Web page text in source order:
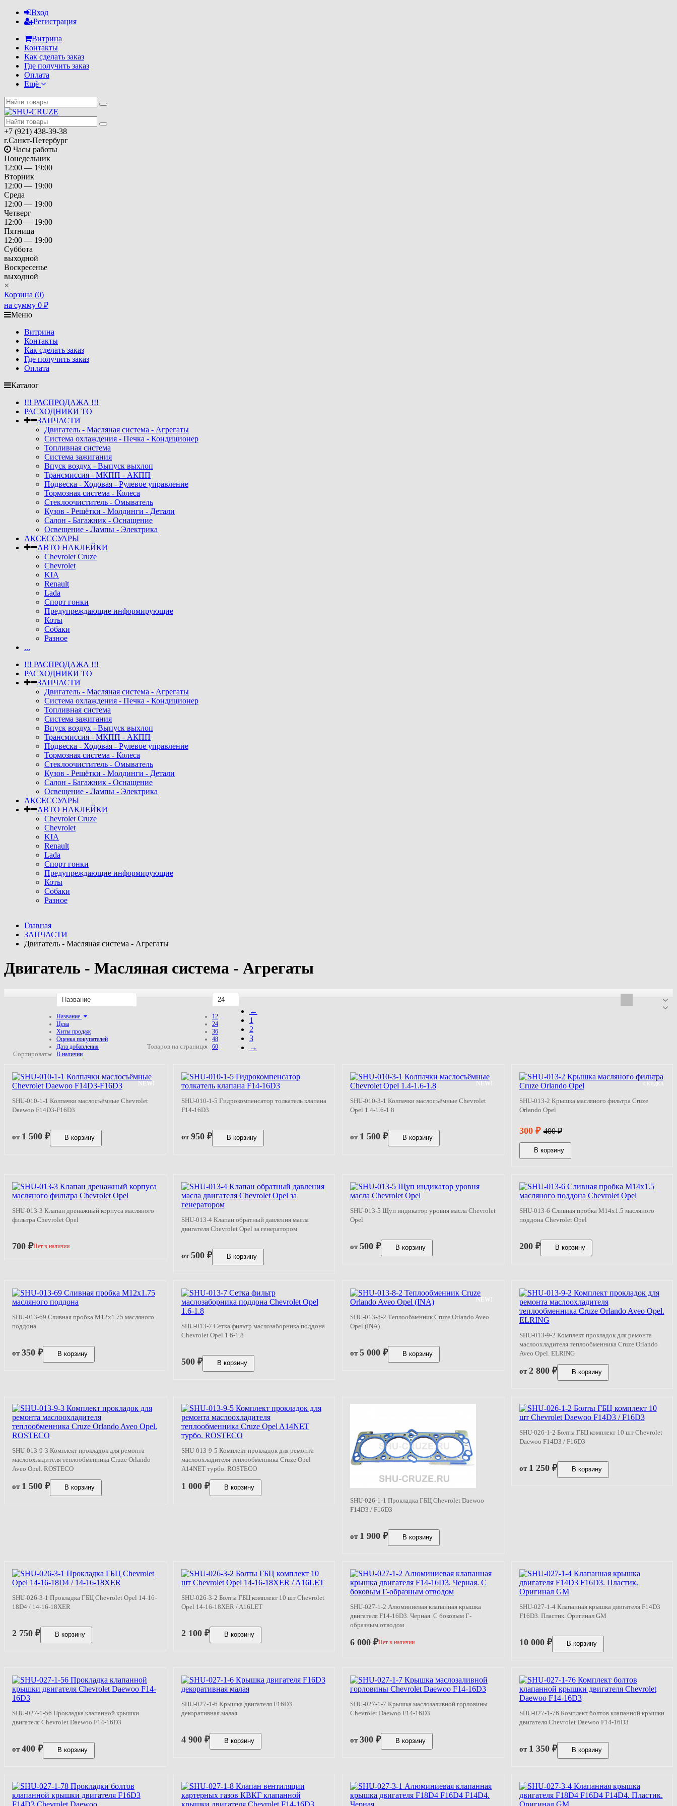
Вход
Регистрация
Витрина
Контакты
Как сделать заказ
Где получить заказ
Оплата
Ещё
+7 (921) 438-39-38
г.Санкт-Петербург
Часы работы
Понедельник
12:00 — 19:00
Вторник
12:00 — 19:00
Среда
12:00 — 19:00
Четверг
12:00 — 19:00
Пятница
12:00 — 19:00
Суббота
выходной
Воскресенье
выходной
×
Корзина (0)
на сумму 0 ₽
Меню
Витрина
Контакты
Как сделать заказ
Где получить заказ
Оплата
Каталог
!!! РАСПРОДАЖА !!!
РАСХОДНИКИ ТО
ЗАПЧАСТИ
Двигатель - Масляная система - Агрегаты
Система охлаждения - Печка - Кондиционер
Топливная система
Система зажигания
Впуск воздух - Выпуск выхлоп
Трансмиссия - МКПП - АКПП
Подвеска - Ходовая - Рулевое управление
Тормозная система - Колеса
Стеклоочиститель - Омыватель
Кузов - Решётки - Молдинги - Детали
Салон - Багажник - Оснащение
Освещение - Лампы - Электрика
АКСЕССУАРЫ
АВТО НАКЛЕЙКИ
Chevrolet Cruze
Chevrolet
KIA
Renault
Lada
Спорт гонки
Предупреждающие информирующие
Коты
Собаки
Разное
...
!!! РАСПРОДАЖА !!!
РАСХОДНИКИ ТО
ЗАПЧАСТИ
Двигатель - Масляная система - Агрегаты
Система охлаждения - Печка - Кондиционер
Топливная система
Система зажигания
Впуск воздух - Выпуск выхлоп
Трансмиссия - МКПП - АКПП
Подвеска - Ходовая - Рулевое управление
Тормозная система - Колеса
Стеклоочиститель - Омыватель
Кузов - Решётки - Молдинги - Детали
Салон - Багажник - Оснащение
Освещение - Лампы - Электрика
АКСЕССУАРЫ
АВТО НАКЛЕЙКИ
Chevrolet Cruze
Chevrolet
KIA
Renault
Lada
Спорт гонки
Предупреждающие информирующие
Коты
Собаки
Разное
Главная
ЗАПЧАСТИ
Двигатель - Масляная система - Агрегаты
Двигатель - Масляная система - Агрегаты
Сортировать:
Название
Название
Цена
Хиты продаж
Оценка покупателей
Дата добавления
В наличии
Товаров на странице:
24
12
24
36
48
60
NEW!
SHU-010-1-1 Колпачки маслосъёмные Chevrolet
Daewoo F14D3-F16D3
от 1 500 ₽ В корзину
SHU-010-1-5 Гидрокомпенсатор толкатель клапана
F14-16D3
от950 ₽ В корзину
NEW!
SHU-010-3-1 Колпачки маслосъёмные Chevrolet
Opel 1.4-1.6-1.8
от 1 500 ₽ В корзину
СКИДКА
SHU-013-2 Крышка масляного фильтра Cruze
Orlando Opel
300 ₽ 400₽
В корзину
SHU-013-3 Клапан дренажный корпуса масляного
фильтра Chevrolet Opel
700 ₽Нет в наличии
SHU-013-4 Клапан обратный давления масла
двигателя Chevrolet Opel за генератором
от500 ₽ В корзину
SHU-013-5 Щуп индикатор уровня масла Chevrolet
Opel
от500 ₽ В корзину
SHU-013-6 Сливная пробка M14x1.5 масляного
поддона Chevrolet Opel
200 ₽ В корзину
SHU-013-69 Сливная пробка M12x1.75 масляного
поддона
от350 ₽ В корзину
SHU-013-7 Сетка фильтр маслозаборника поддона
Chevrolet Opel 1.6-1.8
500 ₽ В корзину
NEW!
SHU-013-8-2 Теплообменник Cruze Orlando Aveo
Opel (INA)
от5 000 ₽ В корзину
SHU-013-9-2 Комплект прокладок для ремонта
маслоохладителя теплообменника Cruze Orlando
Aveo Opel. ELRING
от2 800 ₽ В корзину
SHU-013-9-3 Комплект прокладок для ремонта
маслоохладителя теплообменника Cruze Orlando
Aveo Opel. ROSTECO
от 1 500 ₽ В корзину
SHU-013-9-5 Комплект прокладок для ремонта
маслоохладителя теплообменника Cruze Opel
A14NET турбо. ROSTECO
1 000 ₽
В корзину
SHU-026-1-1 Прокладка ГБЦ Chevrolet Daewoo
F14D3 / F16D3
от 1 900 ₽ В корзину
SHU-026-1-2 Болты ГБЦ комплект 10 шт Chevrolet
Daewoo F14D3 / F16D3
от 1 250 ₽ В корзину
SHU-026-3-1 Прокладка ГБЦ Chevrolet Opel 14-16-
18D4 / 14-16-18XER
2 750 ₽ В корзину
SHU-026-3-2 Болты ГБЦ комплект 10 шт Chevrolet
Opel 14-16-18XER / A16LET
2 100 ₽ В корзину
SHU-027-1-2 Алюминиевая клапанная крышка
двигателя F14-16D3. Черная. С боковым Г-
образным отводом
6 000 ₽Нет в наличии
SHU-027-1-4 Клапанная крышка двигателя F14D3
F16D3. Пластик. Оригинал GM
10 000 ₽ В корзину
SHU-027-1-56 Прокладка клапанной крышки
двигателя Chevrolet Daewoo F14-16D3
от400 ₽ В корзину
SHU-027-1-6 Крышка двигателя F16D3
декоративная малая
4 900 ₽ В корзину
SHU-027-1-7 Крышка маслозаливной горловины
Chevrolet Daewoo F14-16D3
от300 ₽ В корзину
SHU-027-1-76 Комплект болтов клапанной крышки
двигателя Chevrolet Daewoo F14-16D3
от 1 350 ₽ В корзину
←
1
2
3
→